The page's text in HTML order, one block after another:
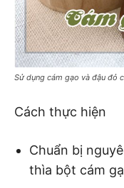
Sử dụng cám gạo và đậu đỏ
Cách thực hiện
Chuẩn bị
thìa bột cám